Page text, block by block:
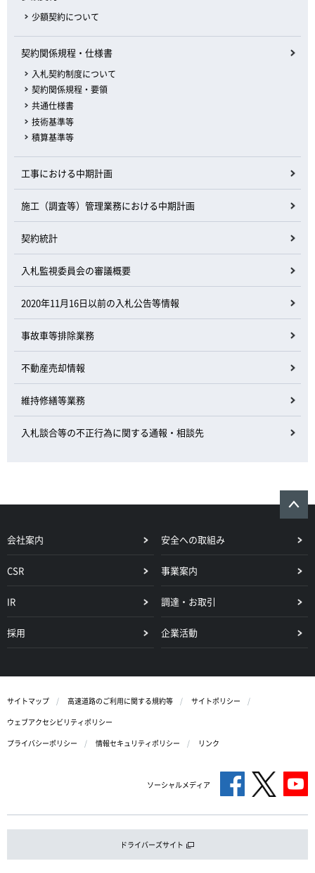
少額契約について
契約関係規程・仕様書
入札契約制度について
契約関係規程・要領
共通仕様書
技術基準等
積算基準等
工事における中期計画
施工（調査等）管理業務における中期計画
契約統計
入札監視委員会の審議概要
2020年11月16日以前の入札公告等情報
事故車等排除業務
不動産売却情報
維持修繕等業務
入札談合等の不正行為に関する通報・相談先
会社案内 安全への取組み
CSR 事業案内
IR 調達・お取引
採用 企業活動
サイトマップ 高速道路のご利用に関する規約等
サイトポリシー
ウェブアクセシビリティポリシー
プライバシーポリシー
情報セキュリティポリシー リンク
ソーシャルメディア
ドライバーズサイト